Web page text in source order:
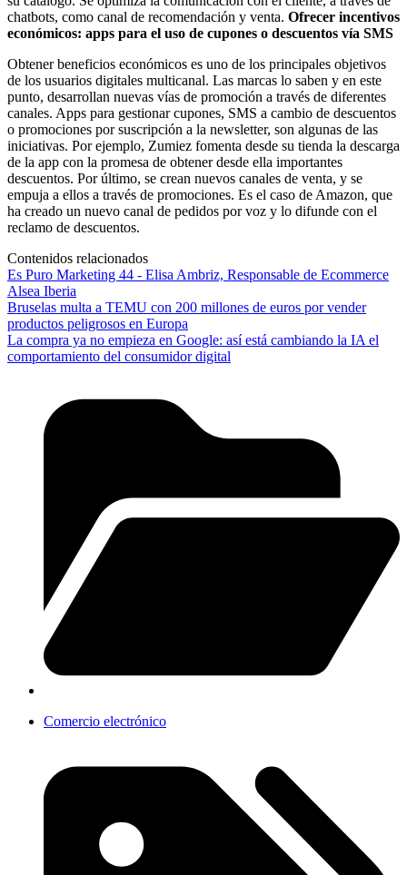
chatbots, como canal de recomendación y venta. Ofrecer incentivos
económicos: apps para el uso de cupones o descuentos vía SMS
Obtener beneficios económicos es uno de los principales objetivos
de los usuarios digitales multicanal. Las marcas lo saben y en este
punto, desarrollan nuevas vías de promoción a través de diferentes
canales. Apps para gestionar cupones, SMS a cambio de descuentos
o promociones por suscripción a la newsletter, son algunas de las
iniciativas. Por ejemplo, Zumiez fomenta desde su tienda la descarga
de la app con la promesa de obtener desde ella importantes
descuentos. Por último, se crean nuevos canales de venta, y se
empuja a ellos a través de promociones. Es el caso de Amazon, que
ha creado un nuevo canal de pedidos por voz y lo difunde con el
reclamo de descuentos.
Contenidos relacionados
Es Puro Marketing 44 - Elisa Ambriz, Responsable de Ecommerce
Alsea Iberia
Bruselas multa a TEMU con 200 millones de euros por vender
productos peligrosos en Europa
La compra ya no empieza en Google: así está cambiando la IA el
comportamiento del consumidor digital
Comercio electrónico